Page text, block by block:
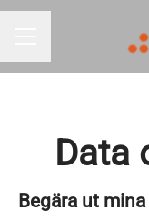
Data
Begära ut